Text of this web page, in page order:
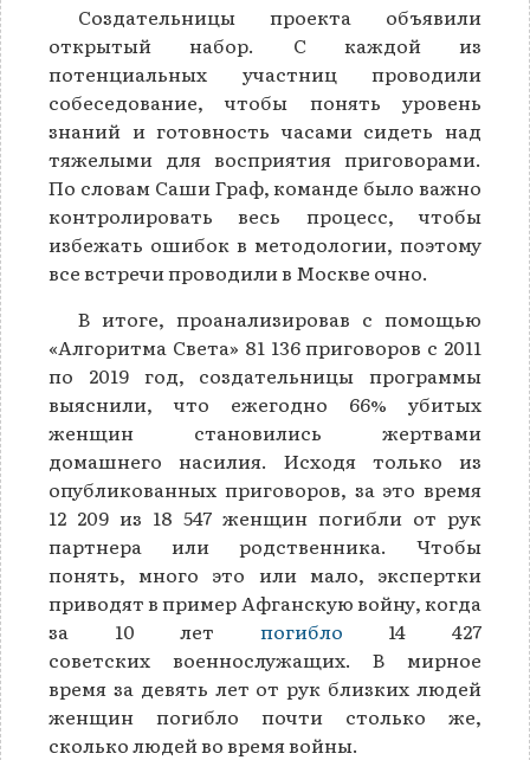
Создательницы проекта объявили
открытый набор. С каждой из
потенциальных участниц проводили
собеседование, чтобы понять уровень
знаний и готовность часами сидеть над
тяжелыми для восприятия приговорами.
По словам Саши Граф, команде было важно
контролировать весь процесс, чтобы
избежать ошибок в методологии, поэтому
все встречи проводили в Москве очно.
В итоге, проанализировав с помощью
«Алгоритма Света» 81 136 приговоров с 2011
по 2019 год, создательницы программы
выяснили, что ежегодно 66% убитых
женщин становились жертвами
домашнего насилия.
Исходя только из
опубликованных приговоров, за это время
12 209 из 18 547 женщин погибли от рук
партнера или родственника. Чтобы
понять, много это или мало, экспертки
приводят в пример Афганскую войну, когда
за 10 лет погибло 14 427
советских военнослужащих. В мирное
время за девять лет от рук близких людей
женщин погибло почти столько же,
сколько людей во время войны.